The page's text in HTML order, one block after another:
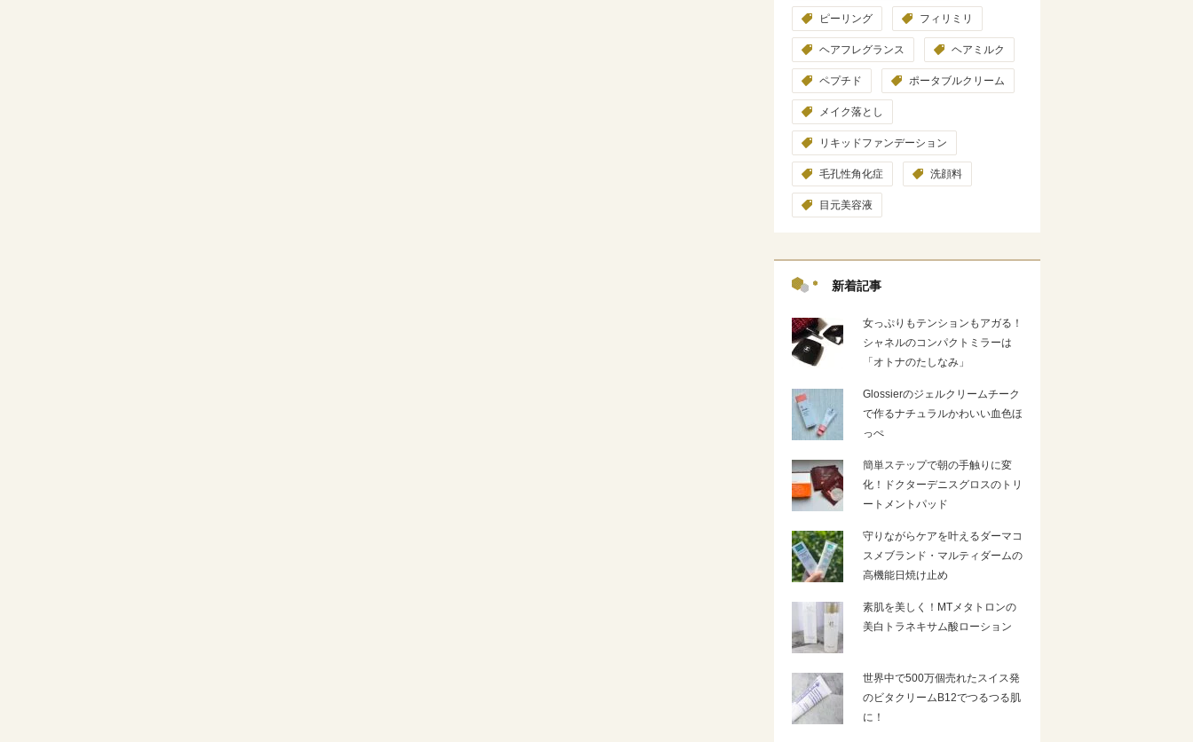
ピーリング フィリミリ
ヘアフレグランス ヘアミルク
ペプチド ポータブルクリーム
メイク落とし
リキッドファンデーション
毛孔性角化症 洗顔料
目元美容液
新着記事
女っぷりもテンションもアガる！
シャネルのコンパクトミラーは
「オトナのたしなみ」
Glossierのジェルクリームチーク
で作るナチュラルかわいい血色ほ
っぺ
簡単ステップで朝の手触りに変
化！ドクターデニスグロスのトリ
ートメントパッド
守りながらケアを叶えるダーマコ
スメブランド・マルティダームの
高機能日焼け止め
素肌を美しく！MTメタトロンの
美白トラネキサム酸ローション
世界中で500万個売れたスイス発
のビタクリームB12でつるつる肌
に！